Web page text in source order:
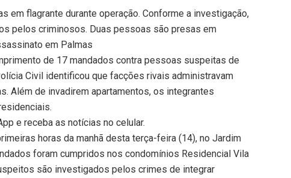
em flagrante durante operação. Conforme a investigação,
pelos criminosos. Duas pessoas são presas em
em Palmas
de 17 mandados contra pessoas suspeitas de
Civil identificou que facções rivais administravam
Além de invadirem apartamentos, os integrantes
e receba as notícias no celular.
horas da manhã desta terça-feira (14), no Jardim
foram cumpridos nos condomínios Residencial Vila
são investigados pelos crimes de integrar